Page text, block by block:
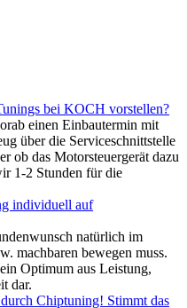
bei KOCH vorstellen?
einen Einbautermin mit
über die Serviceschnittstelle
ob das Motorsteuergerät dazu
1-2 Stunden für die
individuell auf
natürlich im
machbaren bewegen muss.
Optimum aus Leistung,
dar.
Chiptuning! Stimmt das